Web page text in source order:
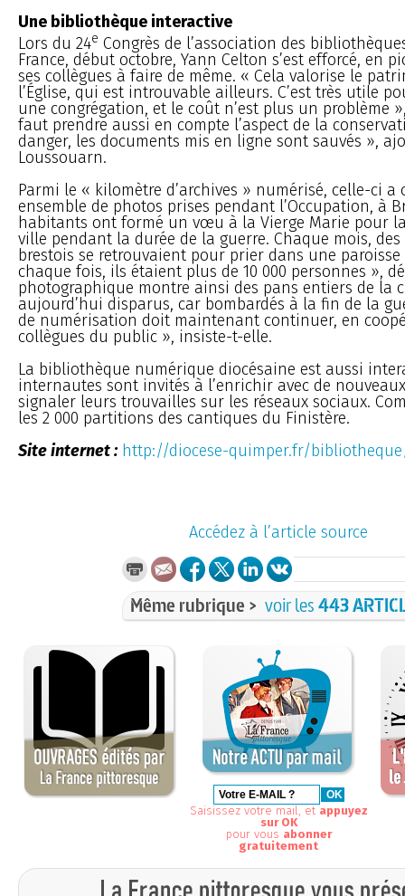
Une bibliothèque interactive
Lors du 24e Congrès de l’association des
France, début octobre, Yann Celton s’est efforcé, en
ses collègues à faire de même. « Cela valorise le
l’Église, qui est introuvable ailleurs. C’est très utile
une congrégation, et le coût n’est plus un problème
faut prendre aussi en compte l’aspect de la
danger, les documents mis en ligne sont sauvés »,
Loussouarn.
Parmi le « kilomètre d’archives » numérisé, celle-ci a
ensemble de photos prises pendant l’Occupation, à
habitants ont formé un vœu à la Vierge Marie pour
ville pendant la durée de la guerre. Chaque mois,
brestois se retrouvaient pour prier dans une
chaque fois, ils étaient plus de 10 000 personnes »,
photographique montre ainsi des pans entiers de la
aujourd’hui disparus, car bombardés à la fin de la
de numérisation doit maintenant continuer, en
collègues du public », insiste-t-elle.
La bibliothèque numérique diocésaine est aussi
internautes sont invités à l’enrichir avec de
signaler leurs trouvailles sur les réseaux sociaux.
les 2 000 partitions des cantiques du Finistère.
Site internet : http://diocese-quimper.fr/
Accédez à l’article source
Même rubrique > voir les443
Saisissez votre mail, et appuyez
sur OK
pour vous abonner
gratuitement